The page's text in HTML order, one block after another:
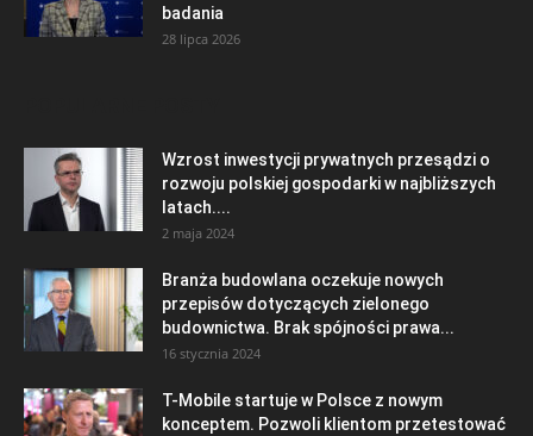
badania
28 lipca 2026
Wzrost inwestycji prywatnych przesądzi o
rozwoju polskiej gospodarki w najbliższych
latach....
2 maja 2024
Branża budowlana oczekuje nowych
przepisów dotyczących zielonego
budownictwa. Brak spójności prawa...
16 stycznia 2024
T-Mobile startuje w Polsce z nowym
konceptem. Pozwoli klientom przetestować